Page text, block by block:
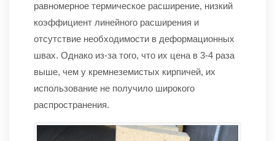
равномерное термическое расширение, низкий
коэффициент линейного расширения и
отсутствие необходимости в деформационных
швах. Однако из-за того, что их цена в 3-4 раза
выше, чем у кремнеземистых кирпичей, их
использование не получило широкого
распространения.